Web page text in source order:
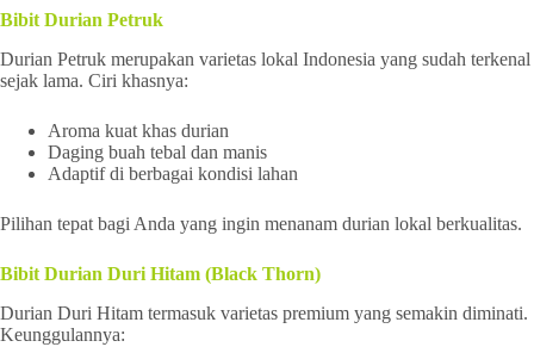
Bibit Durian Petruk
Durian Petruk merupakan varietas lokal Indonesia yang sudah terkenal
sejak lama. Ciri khasnya:
Aroma kuat khas durian
Daging buah tebal dan manis
Adaptif di berbagai kondisi lahan
Pilihan tepat bagi Anda yang ingin menanam durian lokal berkualitas.
Bibit Durian Duri Hitam (Black Thorn)
Durian Duri Hitam termasuk varietas premium yang semakin diminati.
Keunggulannya: